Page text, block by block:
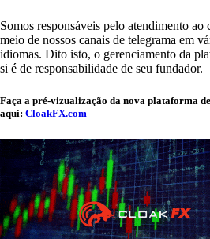
Somos responsáveis pelo atendimento ao
meio de nossos canais de telegrama em
idiomas. Dito isto, o gerenciamento da
si é de responsabilidade de seu fundador.
Faça a pré-vizualização da nova plataforma
aqui: CloakFX.com